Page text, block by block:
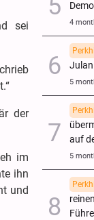
sei
der
im
ihn
und
4
5
auf
5